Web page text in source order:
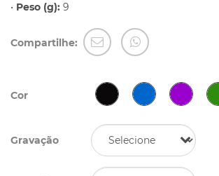
• Peso (g): 9
Compartilhe:
Cor
Gravação